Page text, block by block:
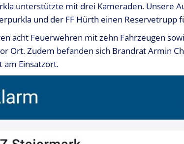
unterstützte mit drei Kameraden. Unsere
und der FF Hürth einen Reservetrupp
acht Feuerwehren mit zehn Fahrzeugen
Ort. Zudem befanden sich Brandrat Armin
am Einsatzort.